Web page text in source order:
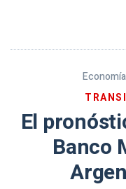
El
Banco